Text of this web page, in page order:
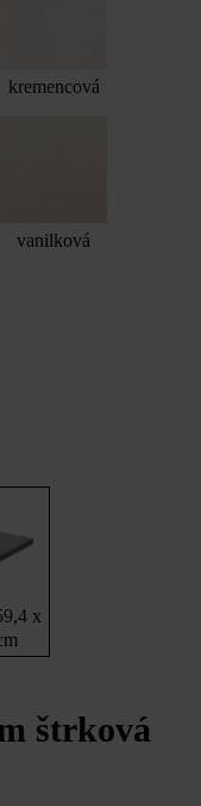
kremencová
vanilková
x
štrková